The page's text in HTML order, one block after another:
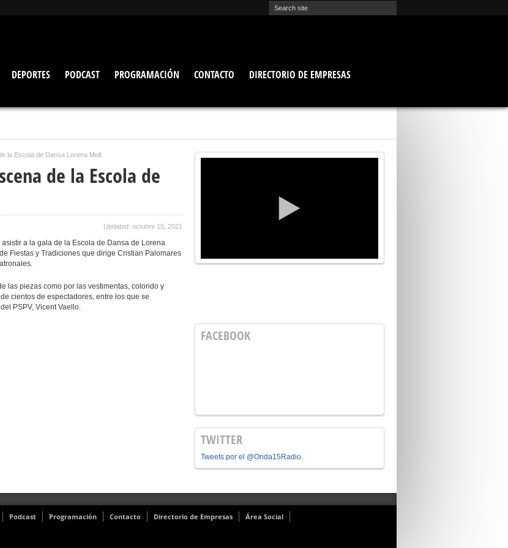
DEPORTES PODCAST PROGRAMACIÓN CONTACTO
DIRECTORIO DE EMPRESAS
la Escola de Dansa Lorena Moll
de la Escola de
Updated: octubre 15, 2021
a la gala de la Escola de Dansa de Lorena
Fiestas y Tradiciones que dirige Cristian Palomares
las piezas como por las vestimentas, colorido y
cientos de espectadores, entre los que se
PSPV, Vicent Vaello.
FACEBOOK
TWITTER
Tweets por el @Onda15Radio.
Podcast Programación Contacto Directorio de Empresas
Área Social